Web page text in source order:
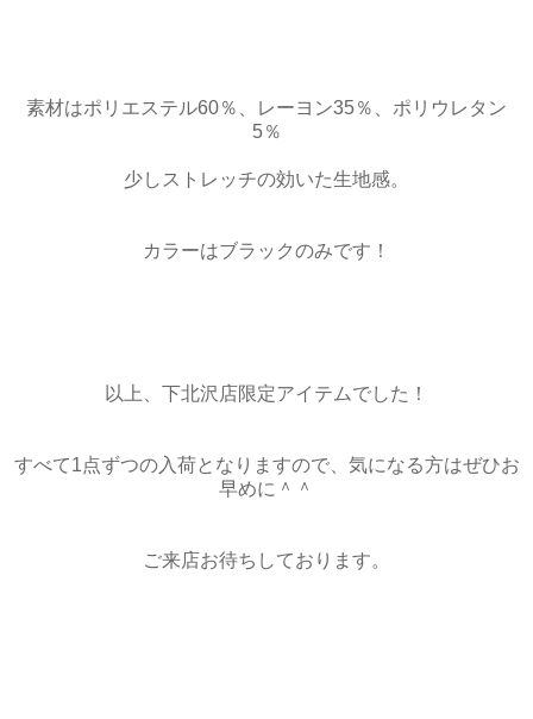
素材はポリエステル60％、レーヨン35％、ポリウレタン
5％
少しストレッチの効いた生地感。
カラーはブラックのみです！
以上、下北沢店限定アイテムでした！
すべて1点ずつの入荷となりますので、気になる方はぜひお
早めに＾＾
ご来店お待ちしております。